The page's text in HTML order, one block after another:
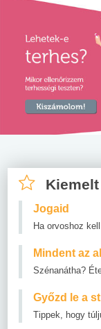
Jogaid
Ha orvoshoz
Mindent az
Szénanátha?
Győzd le a
Tippek, hogy